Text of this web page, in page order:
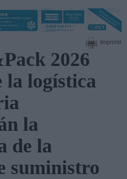
Imprimir
2026
la logística
la
de la
suministro